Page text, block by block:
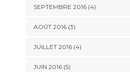
SEPTEMBRE 2016(4)
AOÛT 2016(3)
JUILLET 2016(4)
JUIN 2016(5)